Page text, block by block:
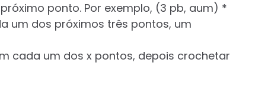
ponto. Por exemplo, (3 pb, aum) *
um dos próximos três pontos, um
cada um dos x pontos, depois crochetar